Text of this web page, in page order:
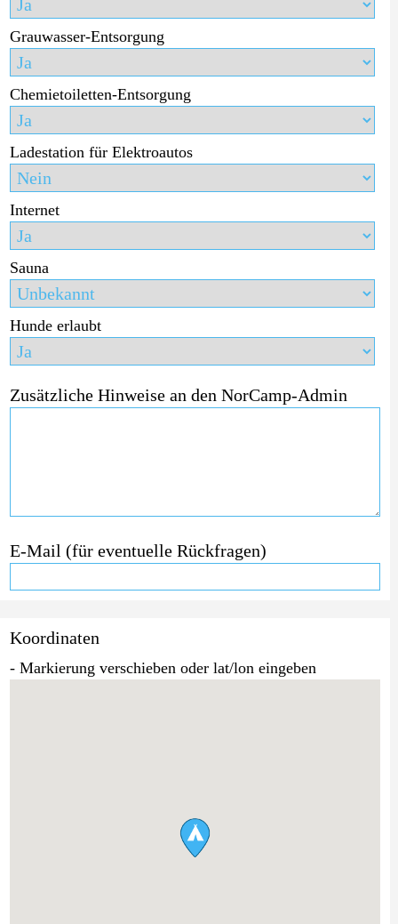
Grauwasser-Entsorgung
Chemietoiletten-Entsorgung
Ladestation für Elektroautos
Internet
Sauna
Hunde erlaubt
Zusätzliche Hinweise an den NorCamp-Admin
E-Mail (für eventuelle Rückfragen)
Koordinaten
- Markierung verschieben oder lat/lon eingeben